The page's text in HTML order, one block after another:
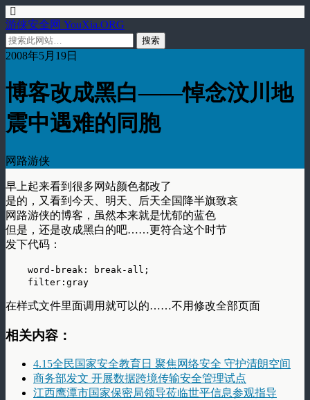
游侠安全网 YouXia.ORG
2008年5月19日
博客改成黑白——悼念汶川地
震中遇难的同胞
网路游侠
早上起来看到很多网站颜色都改了
是的，又看到今天、明天、后天全国降半旗致哀
网路游侠的博客，虽然本来就是忧郁的蓝色
但是，还是改成黑白的吧……更符合这个时节
发下代码：
word-break: break-all;
filter:gray
在样式文件里面调用就可以的……不用修改全部页面
相关内容：
4.15全民国家安全教育日 聚焦网络安全 守护清朗空间
商务部发文 开展数据跨境传输安全管理试点
江西鹰潭市国家保密局领导莅临世平信息参观指导